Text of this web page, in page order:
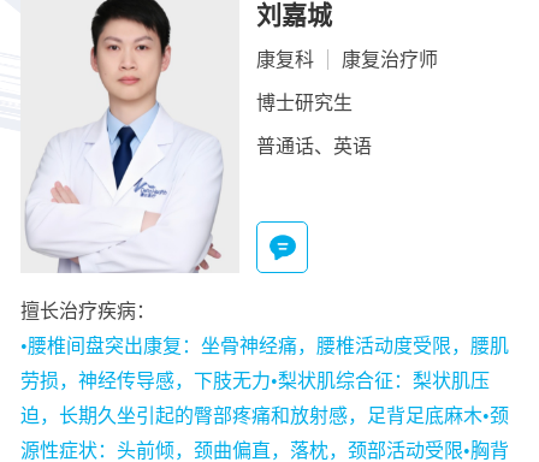
刘嘉城
康复科 康复治疗师
博士研究生
普通话、英语
擅长治疗疾病：
•腰椎间盘突出康复：坐骨神经痛，腰椎活动度受限，腰肌
劳损，神经传导感，下肢无力•梨状肌综合征：梨状肌压
迫，长期久坐引起的臀部疼痛和放射感，足背足底麻木•颈
源性症状：头前倾，颈曲偏直，落枕，颈部活动受限•胸背